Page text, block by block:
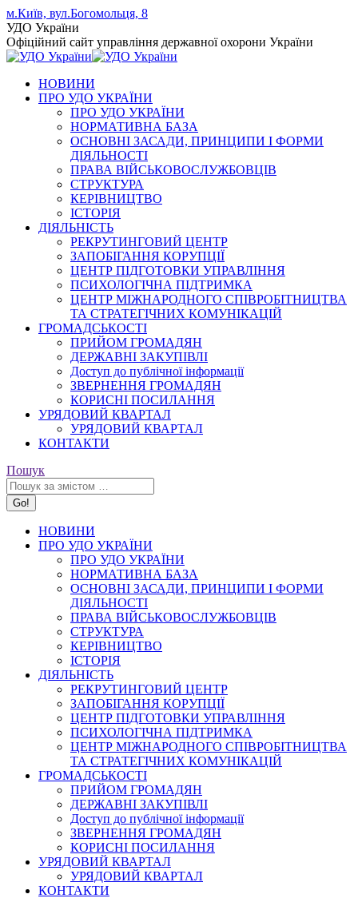
Skip
to
content
м.Київ, вул.Богомольця, 8
Facebook
page
opens
new
window
YouTube
page
opens
new
window
Instagram
page
opens
new
window
УДО України
Офіційний сайт управління державної охорони України
НОВИНИ
ПРО УДО УКРАЇНИ
ПРО УДО УКРАЇНИ
НОРМАТИВНА БАЗА
ОСНОВНІ ЗАСАДИ, ПРИНЦИПИ І ФОРМИ
ДІЯЛЬНОСТІ
ПРАВА ВІЙСЬКОВОСЛУЖБОВЦІВ
СТРУКТУРА
КЕРІВНИЦТВО
ІСТОРІЯ
ДІЯЛЬНІСТЬ
РЕКРУТИНГОВИЙ ЦЕНТР
ЗАПОБІГАННЯ КОРУПЦІЇ
ЦЕНТР ПІДГОТОВКИ УПРАВЛІННЯ
ПСИХОЛОГІЧНА ПІДТРИМКА
ЦЕНТР МІЖНАРОДНОГО СПІВРОБІТНИЦТВА
ТА СТРАТЕГІЧНИХ КОМУНІКАЦІЙ
ГРОМАДСЬКОСТІ
ПРИЙОМ ГРОМАДЯН
ДЕРЖАВНІ ЗАКУПІВЛІ
Доступ до публічної інформації
ЗВЕРНЕННЯ ГРОМАДЯН
КОРИСНІ ПОСИЛАННЯ
УРЯДОВИЙ КВАРТАЛ
УРЯДОВИЙ КВАРТАЛ
КОНТАКТИ
Search:
Пошук
НОВИНИ
ПРО УДО УКРАЇНИ
ПРО УДО УКРАЇНИ
НОРМАТИВНА БАЗА
ОСНОВНІ ЗАСАДИ, ПРИНЦИПИ І ФОРМИ
ДІЯЛЬНОСТІ
ПРАВА ВІЙСЬКОВОСЛУЖБОВЦІВ
СТРУКТУРА
КЕРІВНИЦТВО
ІСТОРІЯ
ДІЯЛЬНІСТЬ
РЕКРУТИНГОВИЙ ЦЕНТР
ЗАПОБІГАННЯ КОРУПЦІЇ
ЦЕНТР ПІДГОТОВКИ УПРАВЛІННЯ
ПСИХОЛОГІЧНА ПІДТРИМКА
ЦЕНТР МІЖНАРОДНОГО СПІВРОБІТНИЦТВА
ТА СТРАТЕГІЧНИХ КОМУНІКАЦІЙ
ГРОМАДСЬКОСТІ
ПРИЙОМ ГРОМАДЯН
ДЕРЖАВНІ ЗАКУПІВЛІ
Доступ до публічної інформації
ЗВЕРНЕННЯ ГРОМАДЯН
КОРИСНІ ПОСИЛАННЯ
УРЯДОВИЙ КВАРТАЛ
УРЯДОВИЙ КВАРТАЛ
КОНТАКТИ